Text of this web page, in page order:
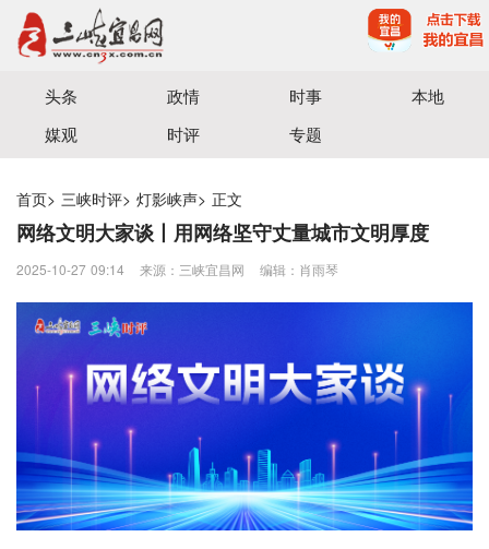
宜昌三峡融媒体中心主办
头条 政情 时事
本地
媒观
时评 专题
首页> 三峡时评> 灯影峡声> 正文
网络文明大家谈丨用网络坚守丈量城市文明厚度
2025-10-27 09:14 来源：三峡宜昌网 编辑：肖雨琴